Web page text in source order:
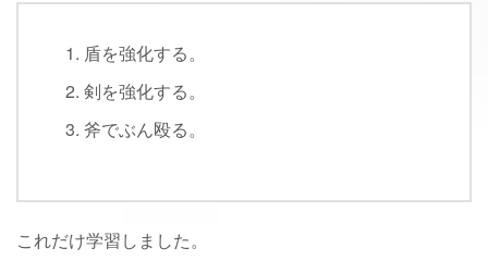
盾を強化する。
剣を強化する。
斧でぶん殴る。
これだけ学習しました。